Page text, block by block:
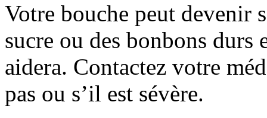
Votre bouche peut devenir
sucre ou des bonbons durs
aidera. Contactez votre
pas ou s’il est sévère.